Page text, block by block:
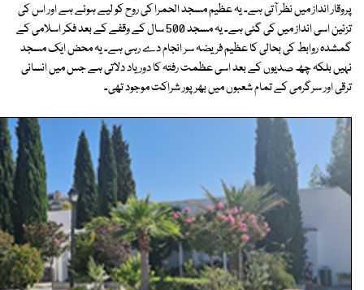
پروقار انداز میں نظر آتی ہے۔ یہ عظیم مسجد الحمرا کی روح کو لیے ہوئے ہے اور اس کی
تزئین اسی انداز میں کی گئی ہے۔ یہ مسجد 500 سال کے وقفے کے بعد فکر اسلامی کے
گمشدہ روابط کی بحالی کا عظیم فریضہ سر انجام دے رہی ہے۔ یہ محض ایک مسجد
نہیں بلکہ چھ صدیوں کے بعد اسی عظمت رفتہ کا دور یاد دلاتی ہے جس میں انسانی
ترقی اور سرگرمی کے تمام شعبوں میں بھرپور شراکت موجود تھی۔